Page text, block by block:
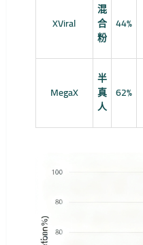
XViral
混
合
粉
44%
MegaX
半
真
人
62%